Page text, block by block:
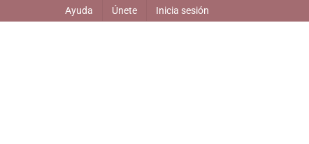
Ayuda Únete Inicia sesión